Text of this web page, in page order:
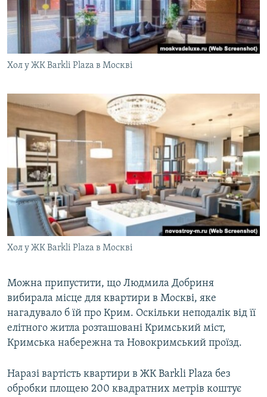
Хол у ЖК Barkli Plaza в Москві
Хол у ЖК Barkli Plaza в Москві
Можна припустити, що Людмила Добриня
вибирала місце для квартири в Москві, яке
нагадувало б їй про Крим. Оскільки неподалік від її
елітного житла розташовані Кримський міст,
Кримська набережна та Новокримський проїзд.
Наразі вартість квартири в ЖК Barkli Plaza без
обробки площею 200 квадратних метрів коштує